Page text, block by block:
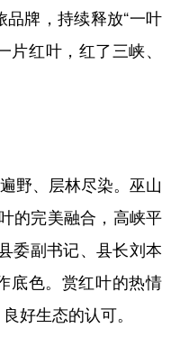
牌，持续释放“一叶
片红叶，红了三峡、
野、层林尽染。巫山
的完美融合，高峡平
委副书记、县长刘本
底色。赏红叶的热情
好生态的认可。